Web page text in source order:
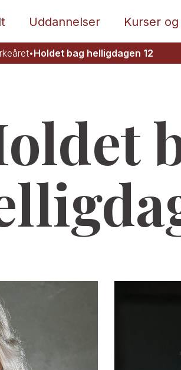
Uddannelser Kurser
•Holdet bag helligdagen 12